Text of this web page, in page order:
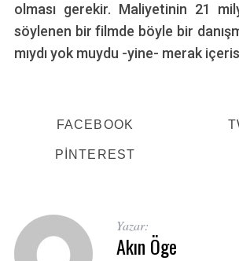
olması gerekir. Maliyetinin 21
söylenen bir filmde böyle bir
mıydı yok muydu -yine- merak
FACEBOOK
PINTEREST
Yazar:
Akın Öge
e